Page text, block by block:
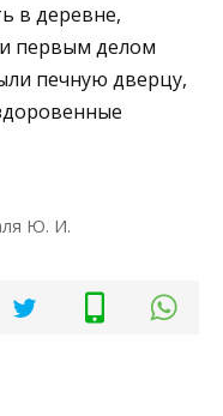
в деревне,
первым делом
печную дверцу,
Ю. И.